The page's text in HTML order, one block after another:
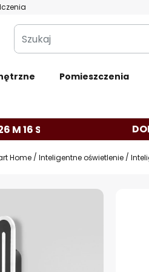
Szukaj
Pomieszczenia
M 15 S
Home Inteligentne oświetlenie